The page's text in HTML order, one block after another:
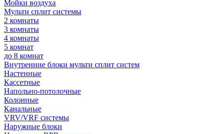
Мойки воздуха
Мульти сплит системы
2 комнаты
3 комнаты
4 комнаты
5 комнат
до 8 комнат
Внутренние блоки мульти сплит систем
Настенные
Кассетные
Напольно-потолочные
Колонные
Канальные
VRV/VRF системы
Наружные блоки